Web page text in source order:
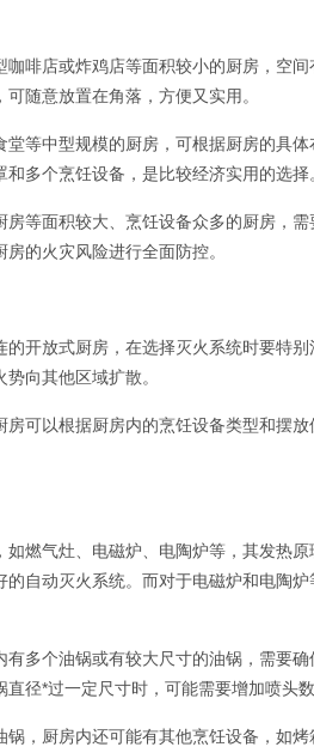
咖啡店或炸鸡店等面积较小的厨房，空
随意放置在角落，方便又实用。
堂等中型规模的厨房，可根据厨房的具
和多个烹饪设备，是比较经济实用的选择
房等面积较大、烹饪设备众多的厨房，
的火灾风险进行全面防控。
的开放式厨房，在选择灭火系统时要特
向其他区域扩散。
房可以根据厨房内的烹饪设备类型和摆
如燃气灶、电磁炉、电陶炉等，其发热
的自动灭火系统。而对于电磁炉和电陶
有多个油锅或有较大尺寸的油锅，需要
直径*过一定尺寸时，可能需要增加喷头
锅，厨房内还可能有其他烹饪设备，如